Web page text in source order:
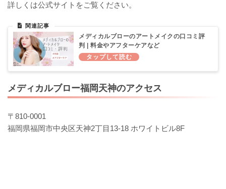
詳しくは公式サイトをご覧ください。
メディカルブローのアートメイクの口コミ評
判 | 料金やアフターケアなど
メディカルブロー福岡天神のアクセス
〒810-0001
福岡県福岡市中央区天神2丁目13-18 ホワイトビル8F